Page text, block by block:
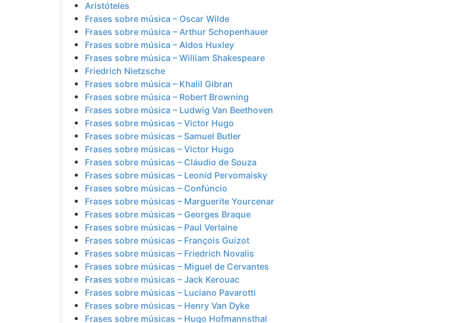
Aristóteles
Frases sobre música – Oscar Wilde
Frases sobre música – Arthur Schopenhauer
Frases sobre música – Aldos Huxley
Frases sobre música – William Shakespeare
Friedrich Nietzsche
Frases sobre música – Khalil Gibran
Frases sobre música – Robert Browning
Frases sobre música – Ludwig Van Beethoven
Frases sobre músicas – Victor Hugo
Frases sobre músicas – Samuel Butler
Frases sobre músicas – Victor Hugo
Frases sobre músicas – Cláudio de Souza
Frases sobre músicas – Leonid Pervomaisky
Frases sobre músicas – Confúncio
Frases sobre músicas – Marguerite Yourcenar
Frases sobre músicas – Georges Braque
Frases sobre músicas – Paul Verlaine
Frases sobre músicas – François Guizot
Frases sobre músicas – Friedrich Novalis
Frases sobre músicas – Miguel de Cervantes
Frases sobre músicas – Jack Kerouac
Frases sobre músicas – Luciano Pavarotti
Frases sobre músicas – Henry Van Dyke
Frases sobre músicas – Hugo Hofmannsthal